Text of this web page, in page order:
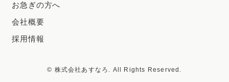
お急ぎの方へ
会社概要
採用情報
© 株式会社あすなろ. All Rights Reserved.